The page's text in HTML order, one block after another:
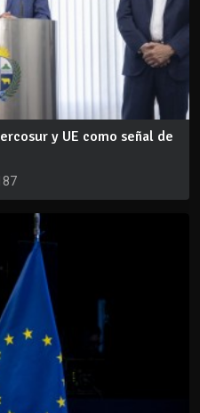
y UE como señal de